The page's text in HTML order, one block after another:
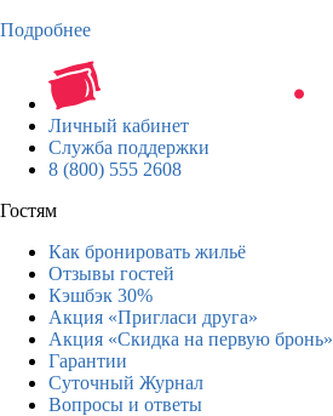
Подробнее
Личный кабинет
Служба поддержки
8 (800) 555 2608
Гостям
Как бронировать жильё
Отзывы гостей
Кэшбэк 30%
Акция «Пригласи друга»
Акция «Скидка на первую бронь»
Гарантии
Суточный Журнал
Вопросы и ответы